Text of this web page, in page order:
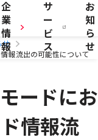
企
業
情
報
サ
ー
ビ
ス
お
知
ら
せ
せ
報流出の可能性について
ードにお
情報流